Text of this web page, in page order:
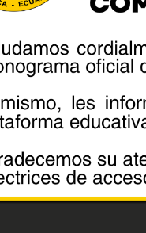
Ing. Fanny